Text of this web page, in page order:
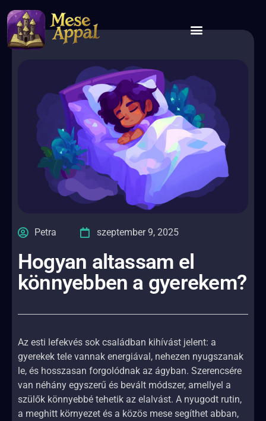
Petra szeptember 9, 2025
Hogyan altassam el
könnyebben a gyerekem?
Az esti lefekvés sok családban kihívást jelent: a
gyerekek tele vannak energiával, nehezen nyugszanak
le, és hosszasan forgolódnak az ágyban. Szerencsére
van néhány egyszerű és bevált módszer, amellyel a
szülők könnyebbé tehetik az elalvást. A nyugodt rutin,
a meghitt környezet és a közös mese segíthet abban,